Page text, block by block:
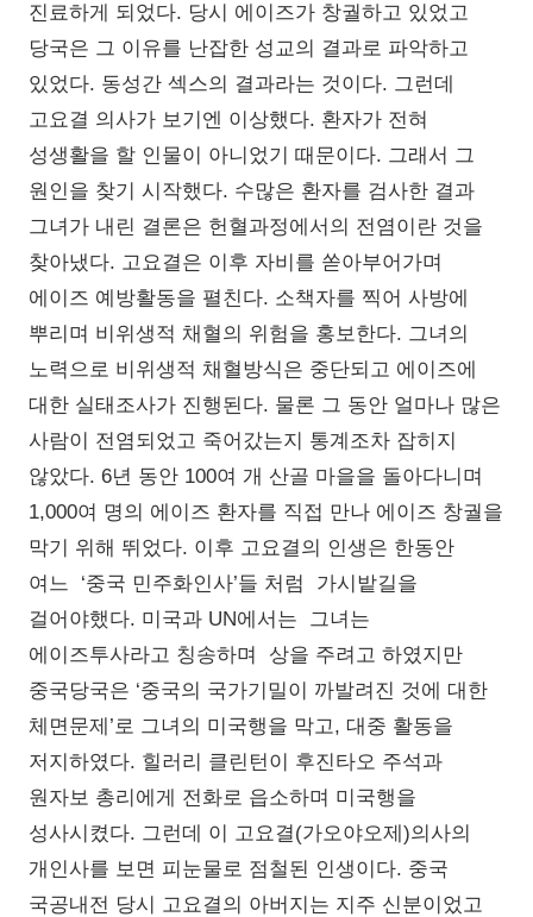
진료하게 되었다. 당시 에이즈가 창궐하고 있었고
당국은 그 이유를 난잡한 성교의 결과로 파악하고
있었다. 동성간 섹스의 결과라는 것이다. 그런데
고요결 의사가 보기엔 이상했다. 환자가 전혀
성생활을 할 인물이 아니었기 때문이다. 그래서 그
원인을 찾기 시작했다. 수많은 환자를 검사한 결과
그녀가 내린 결론은 헌혈과정에서의 전염이란 것을
찾아냈다. 고요결은 이후 자비를 쏟아부어가며
에이즈 예방활동을 펼친다. 소책자를 찍어 사방에
뿌리며 비위생적 채혈의 위험을 홍보한다. 그녀의
노력으로 비위생적 채혈방식은 중단되고 에이즈에
대한 실태조사가 진행된다. 물론 그 동안 얼마나 많은
사람이 전염되었고 죽어갔는지 통계조차 잡히지
않았다. 6년 동안 100여 개 산골 마을을 돌아다니며
1,000여 명의 에이즈 환자를 직접 만나 에이즈 창궐을
막기 위해 뛰었다. 이후 고요결의 인생은 한동안
여느 ‘중국 민주화인사’들 처럼 가시밭길을
걸어야했다. 미국과 UN에서는 그녀는
에이즈투사라고 칭송하며 상을 주려고 하였지만
중국당국은 ‘중국의 국가기밀이 까발려진 것에 대한
체면문제’로 그녀의 미국행을 막고, 대중 활동을
저지하였다. 힐러리 클린턴이 후진타오 주석과
원자보 총리에게 전화로 읍소하며 미국행을
성사시켰다. 그런데 이 고요결(가오야오제)의사의
개인사를 보면 피눈물로 점철된 인생이다. 중국
국공내전 당시 고요결의 아버지는 지주 신분이었고